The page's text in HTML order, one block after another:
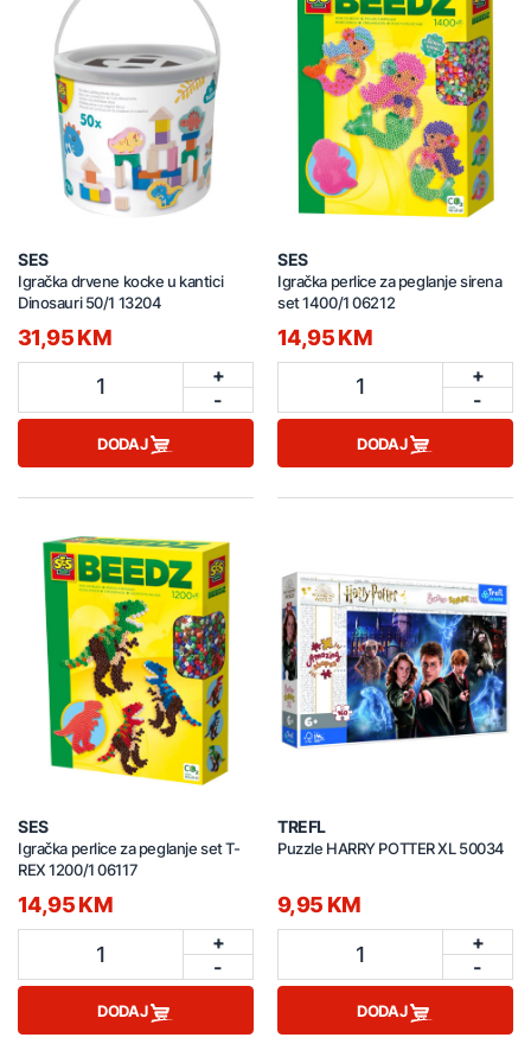
SES
Igračka drvene kocke u kantici
Dinosauri 50/1 13204
31,95 KM
1
+
-
DODAJ
SES
Igračka perlice za peglanje sirena
set 1400/1 06212
14,95 KM
1
+
-
DODAJ
SES
Igračka perlice za peglanje set T-
REX 1200/1 06117
14,95 KM
1
+
-
DODAJ
TREFL
Puzzle HARRY POTTER XL 50034
9,95 KM
1
+
-
DODAJ